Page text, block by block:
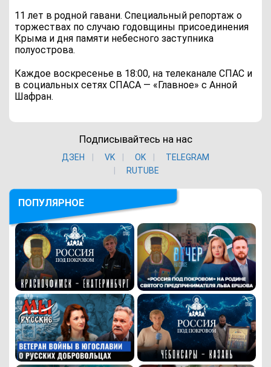
11 лет в родной гавани. Специальный репортаж о
торжествах по случаю годовщины присоединения
Крыма и дня памяти небесного заступника
полуострова.
Каждое воскресенье в 18:00, на телеканале СПАС и
в социальных сетях СПАСА — «Главное» с Анной
Шафран.
Подписывайтесь на нас
ДЗЕН VK ОK
TELEGRAM
RUTUBE
ПОПУЛЯРНОЕ